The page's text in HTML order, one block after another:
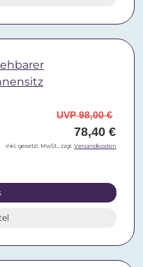
UVP 98,00 €
78,40 €
inkl. gesetzl. MwSt., zzgl.Versandkosten